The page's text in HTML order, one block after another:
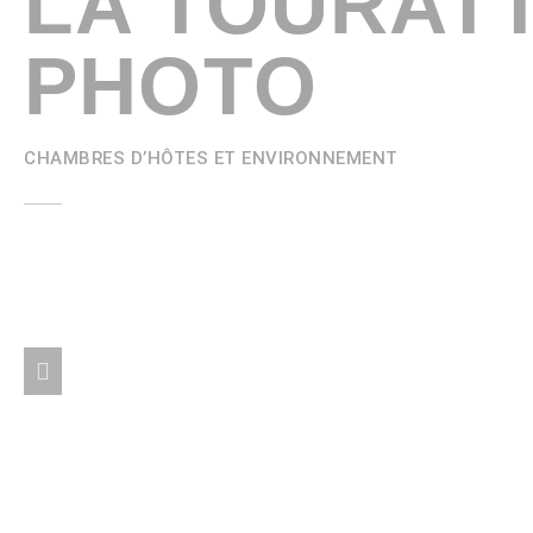
PHOTO
CHAMBRES D’HÔTES ET ENVIRONNEMENT